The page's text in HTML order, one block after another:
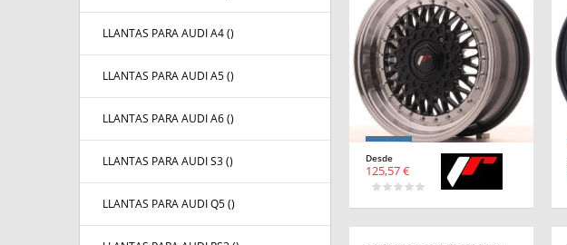
LLANTAS PARA AUDI A4 ()
LLANTAS PARA AUDI A5 ()
LLANTAS PARA AUDI A6 ()
LLANTAS PARA AUDI S3 ()
LLANTAS PARA AUDI Q5 ()
Desde
125,57 €